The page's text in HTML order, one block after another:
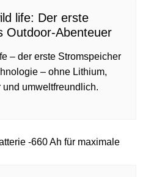
life: Der erste
Outdoor-Abenteuer
– der erste Stromspeicher
– ohne Lithium,
umweltfreundlich.